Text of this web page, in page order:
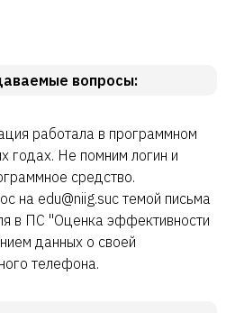
вопросы:
работала в программном
годах. Не помним логин и
средство.
на edu@niig.suс темой письма
в ПС "Оценка эффективности
данных о своей
телефона.